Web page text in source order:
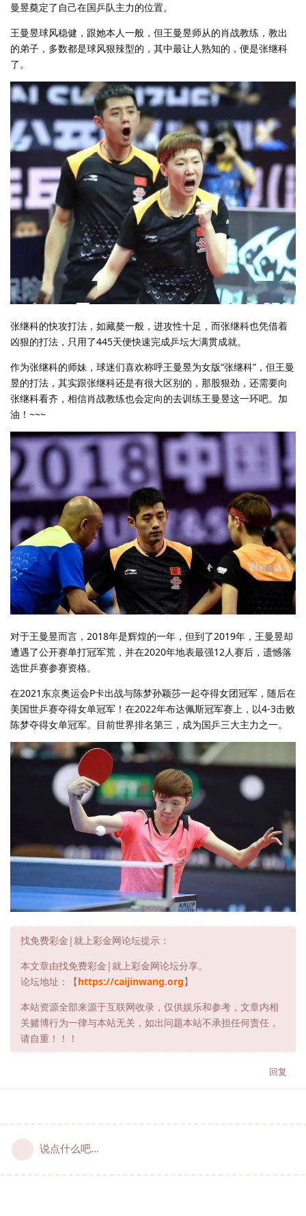
曼昱奠定了自己在国乒队主力的位置。
王曼昱球风稳健，跟她本人一般，但王曼昱师从的肖战教练，教出
的弟子，多数都是球风狠辣型的，其中最让人熟知的，便是张继科
了。
张继科的快攻打法，如藏獒一般，进攻性十足，而张继科也凭借着
凶狠的打法，只用了445天便快速完成乒坛大满贯成就。
作为张继科的师妹，球迷们喜欢称呼王曼昱为女版“张继科”，但王曼
昱的打法，其实跟张继科还是有很大区别的，那股狠劲，还需要向
张继科看齐，相信肖战教练也会定向的去训练王曼昱这一环吧。加
油！~~~
对于王曼昱而言，2018年是辉煌的一年，但到了2019年，王曼昱却
遭遇了公开赛单打冠军荒，并在2020年地表最强12人赛后，遗憾落
选世乒赛参赛资格。
在2021东京奥运会P卡出战与陈梦孙颖莎一起夺得女团冠军，随后在
美国世乒赛夺得女单冠军！在2022年布达佩斯冠军赛上，以4-3击败
陈梦夺得女单冠军。目前世界排名第三，成为国乒三大主力之一。
找免费彩金|就上彩金网论坛提示：
本文章由找免费彩金|就上彩金网论坛分享。
论坛地址：【https://caijinwang.org】
本站资源全部来源于互联网收录，仅供娱乐和参考，文章内相
关赌博行为一律与本站无关，如出问题本站不承担任何责任，
请自重！！！
回复
说点什么吧...